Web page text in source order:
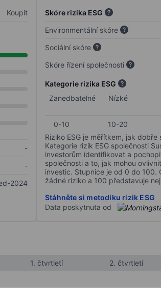
Koupit
-
-
2024
Skóre rizika ESG
Environmentální skóre
Sociální skóre
Skóre řízení společnosti
Kategorie rizika ESG
Zanedbatelné
Nízké
0-10 10-20
Riziko ESG je měřítkem, jak
Kategorie rizik ESG společnosti
investorům identifikovat a
společnosti a to, jak mohou
investic. Stupnice je od 0 do 100.
žádné riziko a 100 představuje
Stáhněte si metodiku rizik ESG
Data poskytnuta od
1. čtvrtletí 2. čtvrtletí